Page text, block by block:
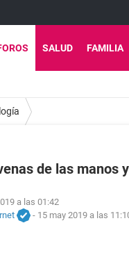
SALUD FAMILIA
de las manos
a las 01:42
- 15 may 2019 a las